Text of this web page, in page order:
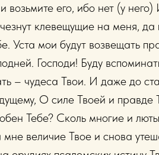
возьмите его, ибо нет (у
клевещущие на меня,
Уста мои будут возвещать
Господи! Буду
– чудеса Твои. И даже до
О силе Твоей и
Тебе? Сколь многие и
величие Твое и снова